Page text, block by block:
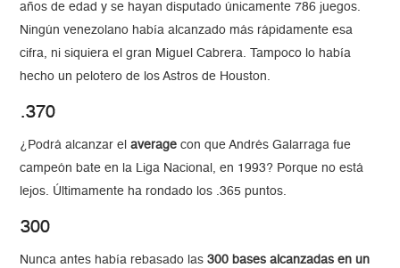
años de edad y se hayan disputado únicamente 786 juegos.
Ningún venezolano había alcanzado más rápidamente esa
cifra, ni siquiera el gran Miguel Cabrera. Tampoco lo había
hecho un pelotero de los Astros de Houston.
.370
¿Podrá alcanzar elaverage con que Andrés Galarraga fue
campeón bate en la Liga Nacional, en 1993? Porque no está
lejos. Últimamente ha rondado los .365 puntos.
300
Nunca antes había rebasado las300 bases alcanzadas en un